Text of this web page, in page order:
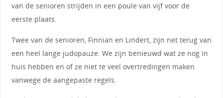
van de senioren strijden in een poule van vijf voor de
eerste plaats.
Twee van de senioren, Finnian en Lindert, zijn net terug van
een heel lange judopauze. We zijn benieuwd wat ze nog in
huis hebben en of ze niet te veel overtredingen maken
vanwege de aangepaste regels.